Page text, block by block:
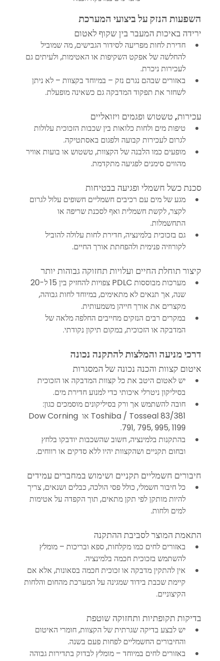
השפעות הנזק על ביצועי המערכת
ירידה באיכות המעבר בין שקוף לאטום
חדירת לחות מפריעה לסידור הגבישים, מה שמוביל
להחלשה של אפקט השקיפות או האטימות, ולעיתים גם
לעכירות ניכרת.
באזורים שבהם נגרם נזק – במיוחד בקצוות – לא ניתן
לשחזר את תפקוד המדבקה גם כשאינה מופעלת.
עכירות, טשטוש ופגמים ויזואליים
טיפות מים ולחות כלואות בין שכבות הזכוכית עלולות
לגרום לעכירות קבועה ולפגום באסתטיקה.
מופעים כמו הלבנה של הקצוות, טשטוש או בועות אוויר
מהווים סימנים לפגיעה מתקדמת.
סכנת כשל חשמלי ופגיעה בבטיחות
מגע של מים עם רכיבים חשמליים חשופים עלול לגרום
לקצר, לקשת חשמלית ואף לסכנת שריפה או
התחשמלות.
גם בזכוכית בלמינציה, חדירת לחות עלולה להוביל
לקורוזיה פנימית ולהפחתת אורך החיים.
קיצור תוחלת החיים ועלויות תחזוקה גבוהות יותר
שנה, אך תנאים לא מתאימים, במיוחד לחות גבוהה,
מקצרים את אורך חייהן משמעותית.
במקרים רבים הנזקים מחייבים החלפה מלאה של
המדבקה או הזכוכית, במקום תיקון נקודתי.
דרכי מניעה והמלצות להתקנה נכונה
איטום קצוות והכנה נכונה של המסגרות
יש לאטום היטב את כל קצוות המדבקה או הזכוכית
בסיליקון ניטרלי איכותי כדי למנוע חדירת מים.
חובה להשתמש אך ורק בסיליקונים מוסמכים כגון:
Toshiba / Tosseal 83/381 או Dow Corning
791, 795, 995, 1199.
בהתקנות בלמינציה, חשוב שהשכבות יודבקו בלחץ
ובחום תקניים ושהקצוות יהיו ללא סדקים או רווחים.
חיבורים חשמליים תקניים ושימוש במחברים עמידים
כל חיבור חשמלי, כולל פסי הולכה, כבלים ושנאים, צריך
להיות מותקן לפי תקן מתאים, תוך הקפדה על אטימות
למים ולחות.
התאמת המוצר לסביבת ההתקנה
באזורים לחים כמו מקלחות, ספא ובריכות – מומלץ
להשתמש בזכוכית חכמה בלמינציה.
אין להתקין מדבקה או זכוכית חכמה בסאונות, אלא אם
קיימת שכבת בידוד שמגינה על המערכת מהחום והלחות
הקיצוניים.
בדיקות תקופתיות ותחזוקה שוטפת
יש לבצע בדיקה שגרתית של הקצוות, חומרי האיטום
והחיבורים החשמליים לפחות פעם בשנה.
באזורים לחים במיוחד – מומלץ לבדוק בתדירות גבוהה